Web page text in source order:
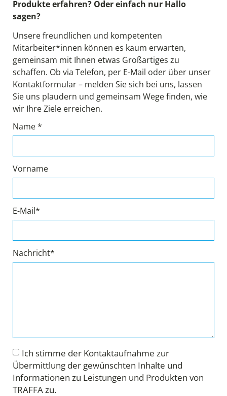
Produkte erfahren? Oder einfach nur Hallo
sagen?
Unsere freundlichen und kompetenten
Mitarbeiter*innen können es kaum erwarten,
gemeinsam mit Ihnen etwas Großartiges zu
schaffen. Ob via Telefon, per E-Mail oder über unser
Kontaktformular – melden Sie sich bei uns, lassen
Sie uns plaudern und gemeinsam Wege finden, wie
wir Ihre Ziele erreichen.
Name *
Vorname
E-Mail*
Nachricht*
Ich stimme der Kontaktaufnahme zur
Übermittlung der gewünschten Inhalte und
Informationen zu Leistungen und Produkten von
TRAFFA zu.